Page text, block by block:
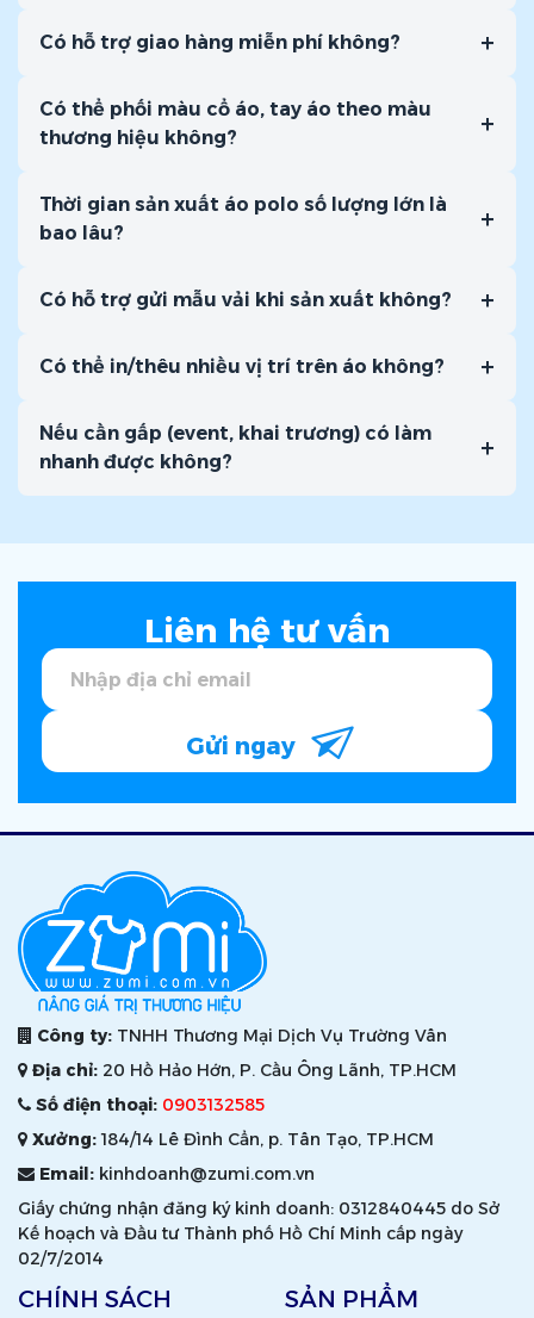
Có hỗ trợ giao hàng miễn phí không? +
Có thể phối màu cổ áo, tay áo theo màu
thương hiệu không?
+
Thời gian sản xuất áo polo số lượng lớn là
bao lâu?
+
Có hỗ trợ gửi mẫu vải khi sản xuất không? +
Có thể in/thêu nhiều vị trí trên áo không? +
Nếu cần gấp (event, khai trương) có làm
nhanh được không?
+
Liên hệ tư vấn
Gửi ngay
Công ty: TNHH Thương Mại Dịch Vụ Trường Vân
Địa chỉ: 20 Hồ Hảo Hớn, P. Cầu Ông Lãnh, TP.HCM
Số điện thoại: 0903132585
Xưởng:184/14 Lê Đình Cẩn, p. Tân Tạo, TP.HCM
Email: kinhdoanh@zumi.com.vn
Giấy chứng nhận đăng ký kinh doanh: 0312840445 do Sở
Kế hoạch và Đầu tư Thành phố Hồ Chí Minh cấp ngày
02/7/2014
CHÍNH SÁCH SẢN PHẨM